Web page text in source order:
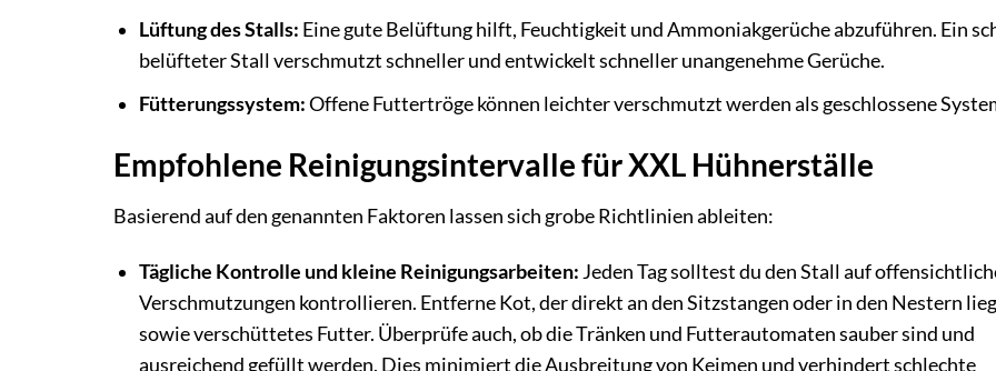
Lüftung des Stalls: Eine gute Belüftung hilft, Feuchtigkeit und Ammoniakgerüche abzuführen. Ein
belüfteter Stall verschmutzt schneller und entwickelt schneller unangenehme Gerüche.
Fütterungssystem:Offene Futtertröge können leichter verschmutzt werden als geschlossene
Empfohlene Reinigungsintervalle für XXL Hühnerställe
Basierend auf den genannten Faktoren lassen sich grobe Richtlinien ableiten:
Tägliche Kontrolle und kleine Reinigungsarbeiten:Jeden Tag solltest du den Stall auf
Verschmutzungen kontrollieren. Entferne Kot, der direkt an den Sitzstangen oder in den Nestern
sowie verschüttetes Futter. Überprüfe auch, ob die Tränken und Futterautomaten sauber sind und
ausreichend gefüllt werden. Dies minimiert die Ausbreitung von Keimen und verhindert schlechte